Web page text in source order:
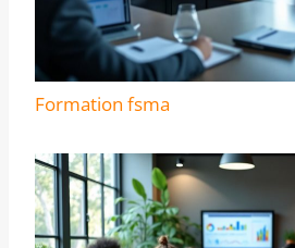
Formation fsma